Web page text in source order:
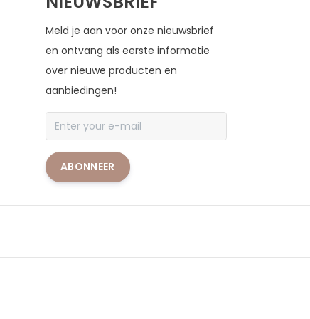
Meld je aan voor onze nieuwsbrief
en ontvang als eerste informatie
over nieuwe producten en
aanbiedingen!
ABONNEER